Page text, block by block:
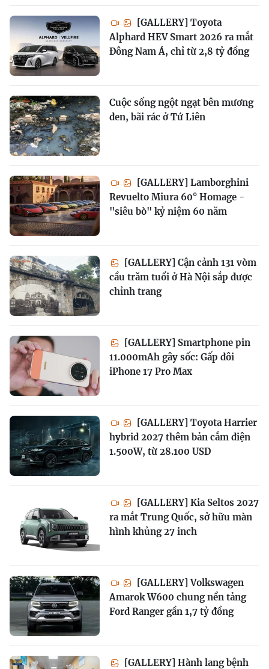
[GALLERY] Toyota
Alphard HEV Smart 2026 ra mắt
Đông Nam Á, chỉ từ 2,8 tỷ đồng
Cuộc sống ngột ngạt bên mương
đen, bãi rác ở Tứ Liên
[GALLERY] Lamborghini
Revuelto Miura 60° Homage -
"siêu bò" kỷ niệm 60 năm
[GALLERY] Cận cảnh 131 vòm
cầu trăm tuổi ở Hà Nội sắp được
chỉnh trang
[GALLERY] Smartphone pin
11.000mAh gây sốc: Gấp đôi
iPhone 17 Pro Max
[GALLERY] Toyota Harrier
hybrid 2027 thêm bản cắm điện
1.500W, từ 28.100 USD
[GALLERY] Kia Seltos 2027
ra mắt Trung Quốc, sở hữu màn
hình khủng 27 inch
[GALLERY] Volkswagen
Amarok W600 chung nền tảng
Ford Ranger gần 1,7 tỷ đồng
[GALLERY] Hành lang bệnh